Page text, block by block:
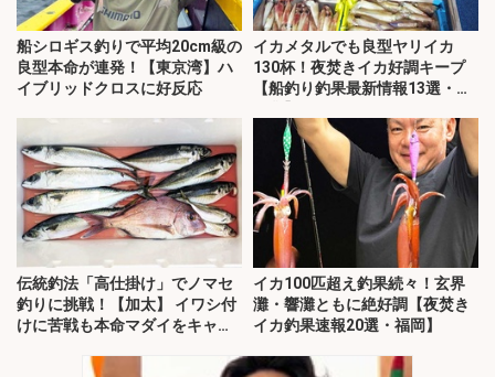
船シロギス釣りで平均20cm級の
良型本命が連発！【東京湾】ハ
イブリッドクロスに好反応
イカメタルでも良型ヤリイカ
130杯！夜焚きイカ好調キープ
【船釣り釣果最新情報13選・玄
伝統釣法「高仕掛け」でノマセ
釣りに挑戦！【加太】 イワシ付
けに苦戦も本命マダイをキャッ
イカ100匹超え釣果続々！玄界
灘・響灘ともに絶好調【夜焚き
イカ釣果速報20選・福岡】